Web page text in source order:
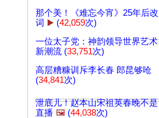
那个美！《难忘今宵》25年后改
词 ▶️ (42,059次)
一位太子党：神韵领导世界艺术
新潮流 (33,751次)
高层糟糠训斥李长春 郎昆够呛
(34,841次)
泄底儿！赵本山宋祖英春晚不是
直播 🖼️ (44,038次)